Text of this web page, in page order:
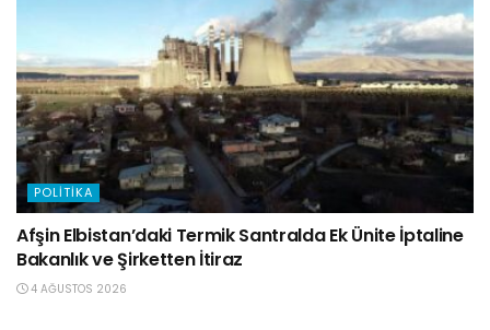
POLITIKA
Afşin Elbistan’daki Termik Santralda Ek Ünite İptaline
Bakanlık ve Şirketten İtiraz
4 AĞUSTOS 2026